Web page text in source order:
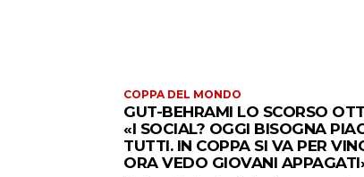
COPPA DEL MONDO
GUT-BEHRAMI LO SCORSO
«I SOCIAL? OGGI BISOGNA
TUTTI. IN COPPA SI VA PER
ORA VEDO GIOVANI